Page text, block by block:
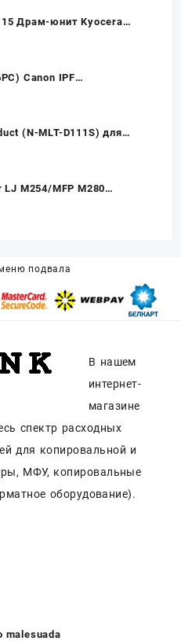
Драм-юнит Kyocera
Canon IPF
(N-MLT-D111S) для
M254/MFP M280
подвала
В нашем
интернет-
магазине
спектр расходных
для копировальной и
МФУ, копировальные
оборудование).
malesuada